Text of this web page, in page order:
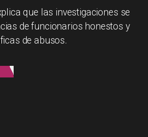
que las investigaciones se
de funcionarios honestos y
de abusos.